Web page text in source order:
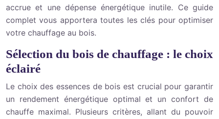
accrue et une dépense énergétique inutile. Ce guide
complet vous apportera toutes les clés pour optimiser
votre chauffage au bois.
Sélection du bois de chauffage : le choix
éclairé
Le choix des essences de bois est crucial pour garantir
un rendement énergétique optimal et un confort de
chauffe maximal. Plusieurs critères, allant du pouvoir